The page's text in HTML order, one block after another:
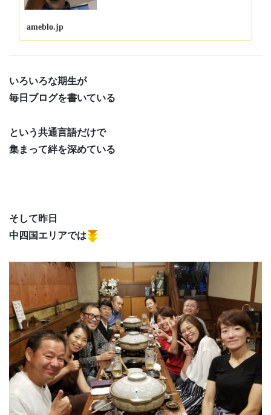
ameblo.jp
いろいろな期生が
毎日ブログを書いている
という共通言語だけで
集まって絆を深めている
そして昨日
中四国エリアでは